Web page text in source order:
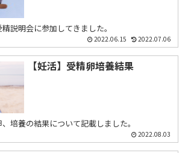
説明会に参加してきました。
2022.06.15 2022.07.06
【妊活】受精卵培養結果
培養の結果について記載しました。
2022.08.03